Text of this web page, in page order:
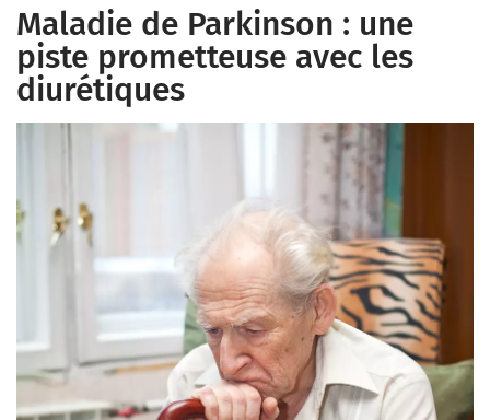
Maladie de Parkinson : une
piste prometteuse avec les
diurétiques